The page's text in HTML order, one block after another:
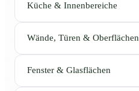
Küche & Innenbereiche
Wände, Türen & Oberflächen
Fenster & Glasflächen